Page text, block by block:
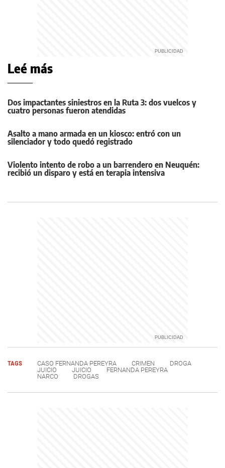
Leé más
Dos impactantes siniestros en la Ruta 3: dos vuelcos y
cuatro personas fueron atendidas
Asalto a mano armada en un kiosco: entró con un
silenciador y todo quedó registrado
Violento intento de robo a un barrendero en Neuquén:
recibió un disparo y está en terapia intensiva
TAGS CASO FERNANDA PEREYRA CRIMEN
DROGA
JUICIO
JUICIO
FERNANDA PEREYRA
NARCO
DROGAS